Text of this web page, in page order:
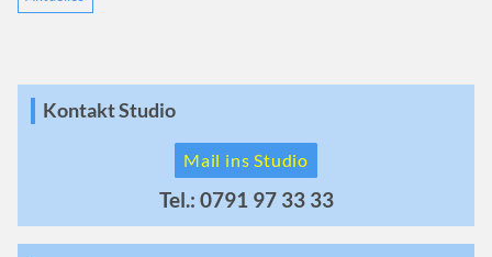
Kontakt Studio
Mail ins Studio
Tel.: 0791 97 33 33